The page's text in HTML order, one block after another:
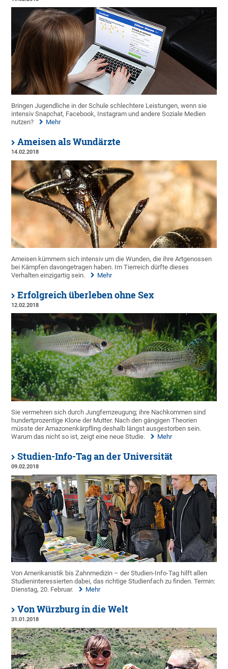
Bringen Jugendliche in der Schule schlechtere Leistungen, wenn sie
intensiv Snapchat, Facebook, Instagram und andere Soziale Medien
nutzen?
Mehr
Ameisen als Wundärzte
14.02.2018
Ameisen kümmern sich intensiv um die Wunden, die ihre Artgenossen
bei Kämpfen davongetragen haben. Im Tierreich dürfte dieses
Verhalten einzigartig sein.
Mehr
Erfolgreich überleben ohne Sex
12.02.2018
Sie vermehren sich durch Jungfernzeugung; ihre Nachkommen sind
hundertprozentige Klone der Mutter. Nach den gängigen Theorien
müsste der Amazonenkärpfling deshalb längst ausgestorben sein.
Warum das nicht so ist, zeigt eine neue Studie.
Mehr
Studien-Info-Tag an der Universität
09.02.2018
Von Amerikanistik bis Zahnmedizin – der Studien-Info-Tag hilft allen
Studieninteressierten dabei, das richtige Studienfach zu finden. Termin:
Dienstag, 20. Februar.
Mehr
Von Würzburg in die Welt
31.01.2018